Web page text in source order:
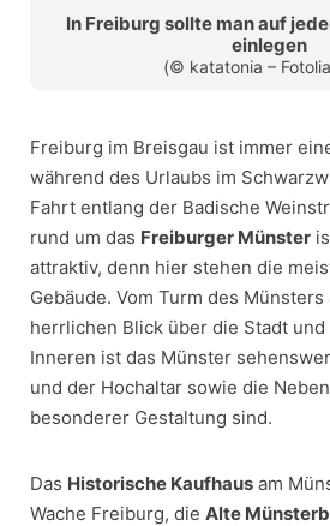
In Freiburg sollte man auf
einlegen
(© katatonia –
Freiburg im Breisgau ist immer
während des Urlaubs im
Fahrt entlang der Badische
rund um das Freiburger Münster
attraktiv, denn hier stehen die
Gebäude. Vom Turm des
herrlichen Blick über die Stadt und
Inneren ist das Münster
und der Hochaltar sowie die
besonderer Gestaltung sind.
Das Historische Kaufhaus am
Wache Freiburg, die Alte